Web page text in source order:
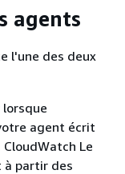
agents
l'une des deux
agent écrit
Le
partir des